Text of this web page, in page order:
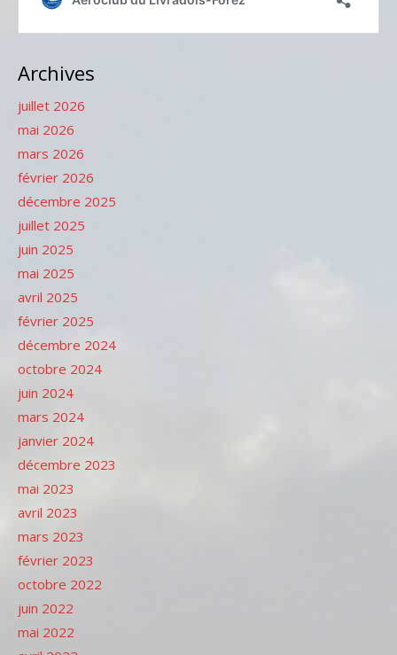
Archives
juillet 2026
mai 2026
mars 2026
février 2026
décembre 2025
juillet 2025
juin 2025
mai 2025
avril 2025
février 2025
décembre 2024
octobre 2024
juin 2024
mars 2024
janvier 2024
décembre 2023
mai 2023
avril 2023
mars 2023
février 2023
octobre 2022
juin 2022
mai 2022